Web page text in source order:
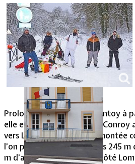
Vie Municipale
Prolongeant la piste de Fontoy à
elle emprunte la vallée du Conroy
vers Lommerange. Une remontée
l’on passe de plus ou moins 245
m d’altitude sur la route, côté